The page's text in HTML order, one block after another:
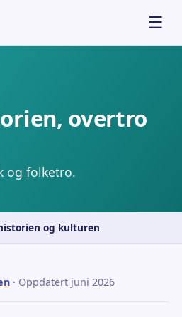
☰
overtro
og folketro.
og kulturen
· Oppdatert juni 2026